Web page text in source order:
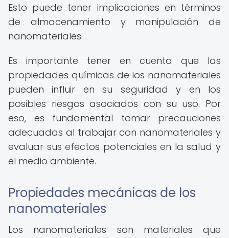
Esto puede tener implicaciones en términos
de almacenamiento y manipulación de
nanomateriales.
Es importante tener en cuenta que las
propiedades químicas de los nanomateriales
pueden influir en su seguridad y en los
posibles riesgos asociados con su uso. Por
eso, es fundamental tomar precauciones
adecuadas al trabajar con nanomateriales y
evaluar sus efectos potenciales en la salud y
el medio ambiente.
Propiedades mecánicas de los
nanomateriales
Los nanomateriales son materiales que